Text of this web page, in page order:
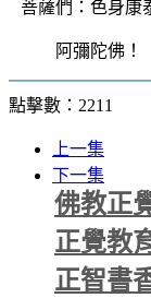
菩薩們：色身康
阿彌陀佛！
點擊數：2211
上一集
下一集
佛教正
正覺教
正智書